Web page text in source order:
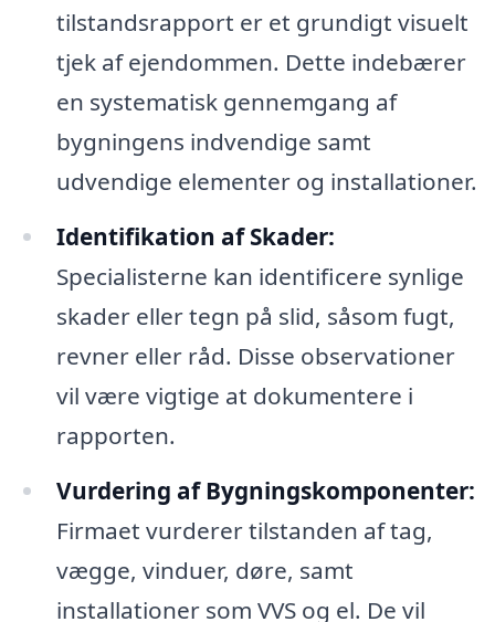
tilstandsrapport er et grundigt visuelt
tjek af ejendommen. Dette indebærer
en systematisk gennemgang af
bygningens indvendige samt
udvendige elementer og installationer.
Identifikation af Skader:
Specialisterne kan identificere synlige
skader eller tegn på slid, såsom fugt,
revner eller råd. Disse observationer
vil være vigtige at dokumentere i
rapporten.
Vurdering af Bygningskomponenter:
Firmaet vurderer tilstanden af tag,
vægge, vinduer, døre, samt
installationer som VVS og el. De vil